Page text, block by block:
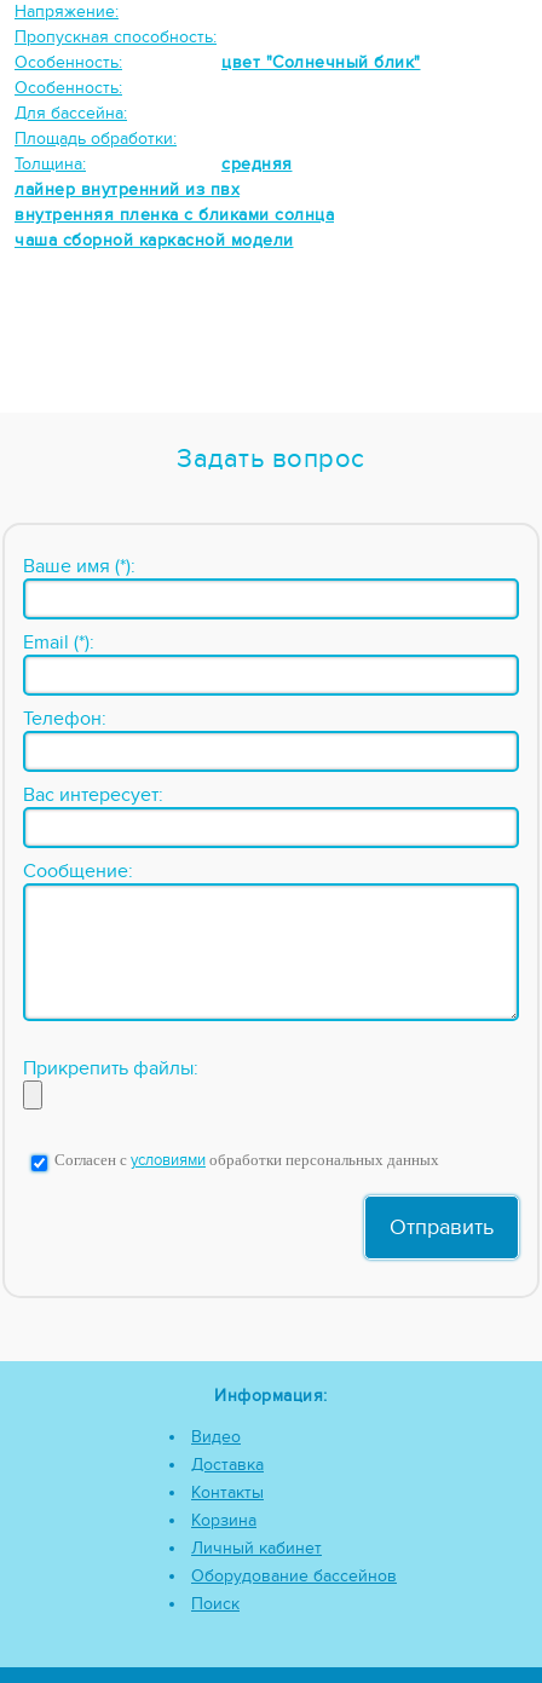
Напряжение:
Пропускная способность:
Особенность:
цвет "Солнечный блик"
Особенность:
Для бассейна:
Площадь обработки:
Толщина:
средняя
лайнер внутренний из пвх
внутренняя пленка с бликами солнца
чаша сборной каркасной модели
Задать вопрос
Ваше имя (*):
Email (*):
Телефон:
Вас интересует:
Сообщение:
Прикрепить файлы:
Согласен с условиями обработки персональных данных
Информация:
Видео
Доставка
Контакты
Корзина
Личный кабинет
Оборудование бассейнов
Поиск